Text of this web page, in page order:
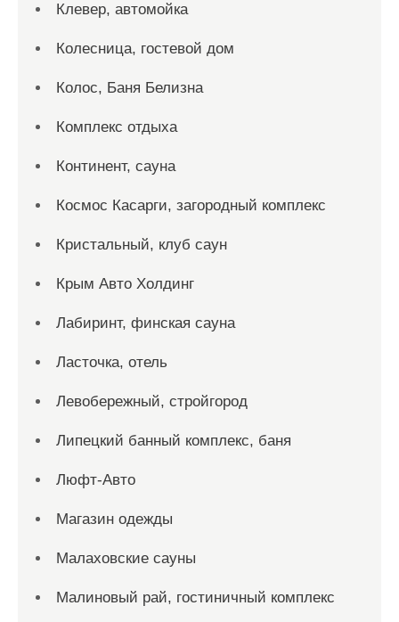
Клевер, автомойка
Колесница, гостевой дом
Колос, Баня Белизна
Комплекс отдыха
Континент, сауна
Космос Касарги, загородный комплекс
Кристальный, клуб саун
Крым Авто Холдинг
Лабиринт, финская сауна
Ласточка, отель
Левобережный, стройгород
Липецкий банный комплекс, баня
Люфт-Авто
Магазин одежды
Малаховские сауны
Малиновый рай, гостиничный комплекс